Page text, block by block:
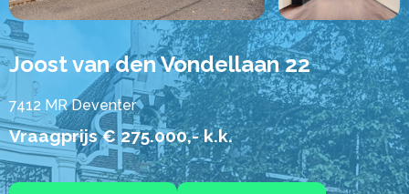
Joost van den Vondellaan 22
7412 MR Deventer
Vraagprijs € 275.000,- k.k.